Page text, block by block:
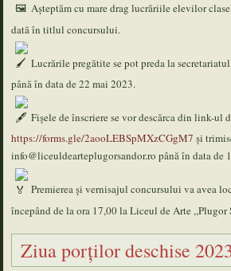
Așteptăm cu mare drag lucrăriile elevilor
dată în titlul concursului.
Lucrările pregătite se pot preda la
până în data de 22 mai 2023.
Fișele de înscriere se vor descărca din link-ul
https://forms.gle/2aooLEBSpMXzCGgM7 și
info@liceuldearteplugorsandor.ro până în data de
Premierea și vernisajul concursului va avea
începând de la ora 17,00 la Liceul de Arte ,,Plugor
Ziua porţilor deschise